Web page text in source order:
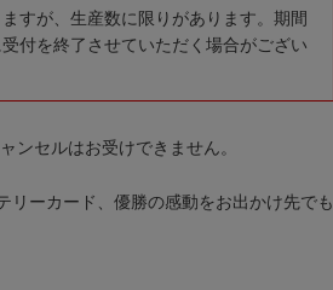
すが、生産数に限りがあります。期間
付を終了させていただく場合がござい
ンセルはお受けできません。
リーカード、優勝の感動をお出かけ先でも